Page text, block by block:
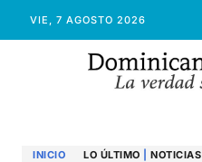
VIE, 7 AGOSTO 2026
INICIO LO ÚLTIMO NOTICIAS